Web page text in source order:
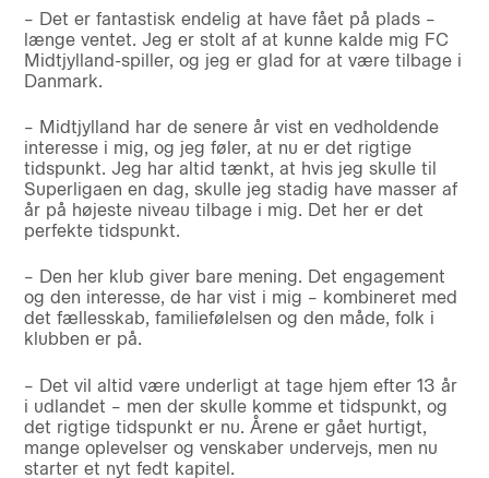
– Det er fantastisk endelig at have fået på plads –
længe ventet. Jeg er stolt af at kunne kalde mig FC
Midtjylland-spiller, og jeg er glad for at være tilbage i
Danmark.
– Midtjylland har de senere år vist en vedholdende
interesse i mig, og jeg føler, at nu er det rigtige
tidspunkt. Jeg har altid tænkt, at hvis jeg skulle til
Superligaen en dag, skulle jeg stadig have masser af
år på højeste niveau tilbage i mig. Det her er det
perfekte tidspunkt.
– Den her klub giver bare mening. Det engagement
og den interesse, de har vist i mig – kombineret med
det fællesskab, familiefølelsen og den måde, folk i
klubben er på.
– Det vil altid være underligt at tage hjem efter 13 år
i udlandet – men der skulle komme et tidspunkt, og
det rigtige tidspunkt er nu. Årene er gået hurtigt,
mange oplevelser og venskaber undervejs, men nu
starter et nyt fedt kapitel.